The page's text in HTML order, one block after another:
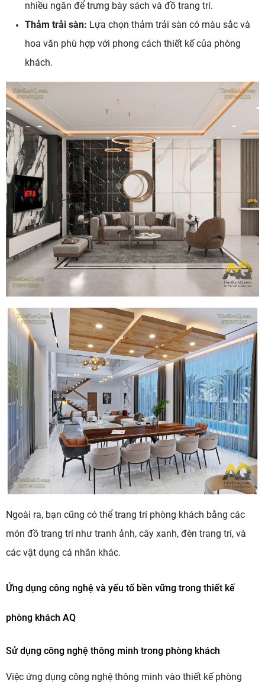
nhiều ngăn để trưng bày sách và đồ trang trí.
Thảm trải sàn: Lựa chọn thảm trải sàn có màu sắc và
hoa văn phù hợp với phong cách thiết kế của phòng
khách.
Ngoài ra, bạn cũng có thể trang trí phòng khách bằng các
món đồ trang trí như tranh ảnh, cây xanh, đèn trang trí, và
các vật dụng cá nhân khác.
Ứng dụng công nghệ và yếu tố bền vững trong thiết kế
phòng khách AQ
Sử dụng công nghệ thông minh trong phòng khách
Việc ứng dụng công nghệ thông minh vào thiết kế phòng